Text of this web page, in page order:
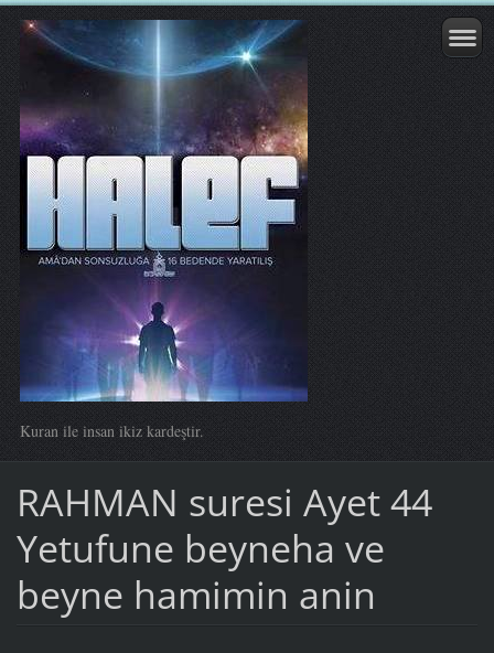
Kuran ile insan ikiz kardeştir.
RAHMAN suresi Ayet 44
Yetufune beyneha ve
beyne hamimin anin